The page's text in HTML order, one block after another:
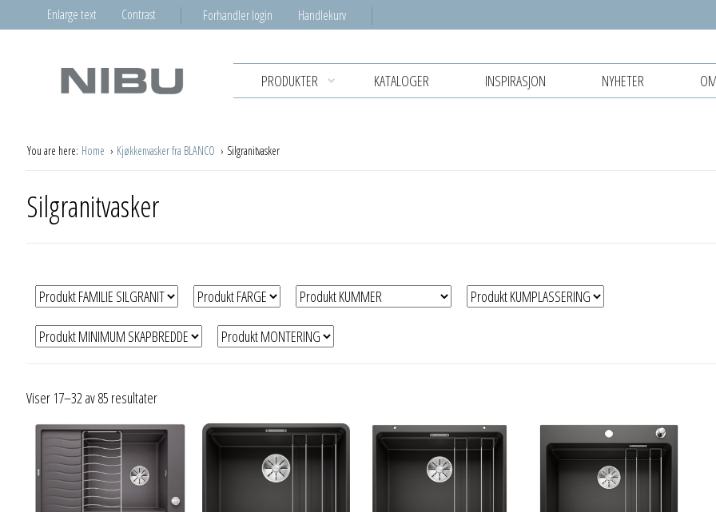
Enlarge text Contrast Forhandler login Handlekurv
PRODUKTER KATALOGER INSPIRASJON NYHETER
You are here: Home Kjøkkenvasker fra BLANCO Silgranitvasker
Silgranitvasker
Viser 17–32 av 85 resultater